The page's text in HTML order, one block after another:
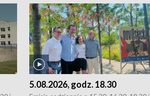
5.08.2026, godz. 18.30